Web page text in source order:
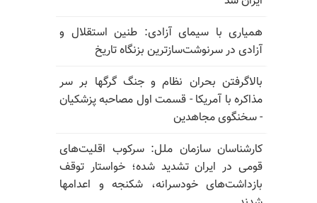
همیاری با سیمای آزادی: طنین استقلال و
آزادی در سرنوشت‌سازترین بزنگاه تاریخ
بالا‌گرفتن بحران نظام و جنگ گرگها بر سر
مذاکره با آمریکا - قسمت اول مصاحبه پزشکیان
- سخنگوی مجاهدین
کارشناسان سازمان ملل: سرکوب اقلیت‌های
قومی در ایران تشدید شده؛ خواستار توقف
بازداشت‌های خودسرانه، شکنجه و اعدامها